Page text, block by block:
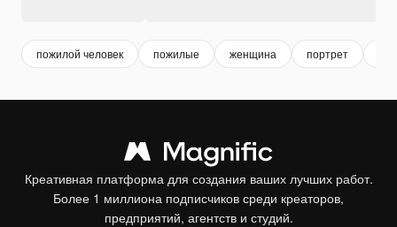
пожилой человек пожилые женщина портрет
Креативная платформа для создания ваших лучших работ.
Более 1 миллиона подписчиков среди креаторов,
предприятий, агентств и студий.